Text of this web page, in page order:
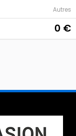
Autres
0 €